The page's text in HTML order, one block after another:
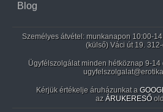
Blog
Személyes átvétel: munkanapon 10:00-
(külső) Váci út 19.
Ügyfélszolgálat minden hétköznap 9-14
Kérjük értékelje áruházunkat a
az ÁRUKERESŐ